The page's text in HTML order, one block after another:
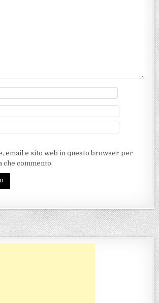
email e sito web in questo browser per
che commento.